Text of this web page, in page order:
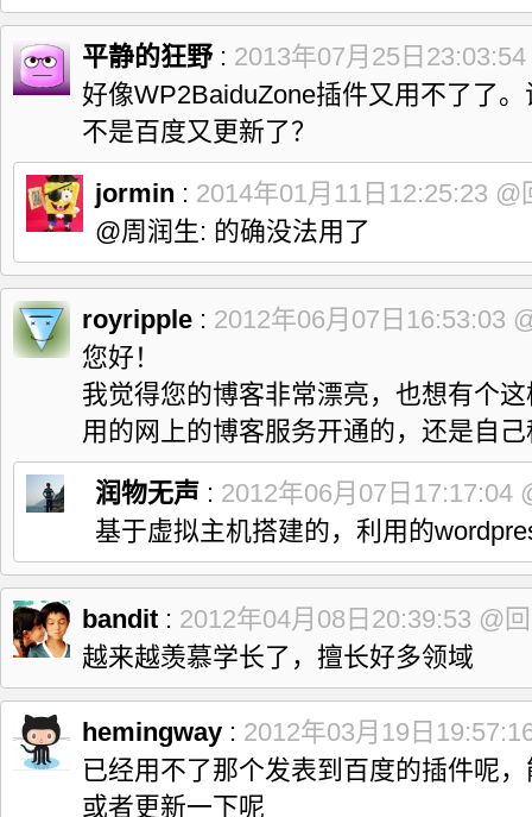
平静的狂野 : 2013年07月25日23:03:54
好像WP2BaiduZone插件又用不了了
不是百度又更新了？
jormin : 2014年01月11日12:25:23 @
@周润生: 的确没法用了
royripple : 2012年06月07日16:53:03
您好！
我觉得您的博客非常漂亮，也想有个
用的网上的博客服务开通的，还是自
润物无声 : 2012年06月07日17:17:04
基于虚拟主机搭建的，利用的
bandit : 2012年04月08日20:39:53 @
越来越羡慕学长了，擅长好多领域
hemingway : 2012年03月19日
已经用不了那个发表到百度的插件呢
或者更新一下呢